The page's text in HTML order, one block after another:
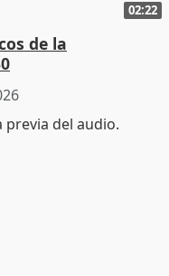
02:22
de la